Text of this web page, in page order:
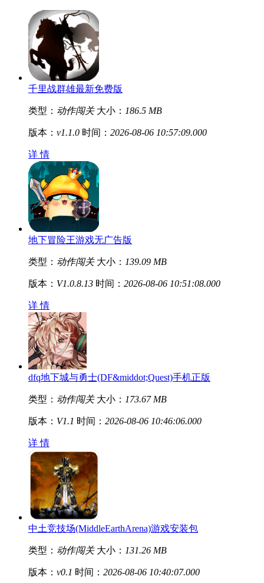
千里战群雄最新免费版
类型： 动作闯关 大小： 186.5 MB
版本： v1.1.0 时间： 2026-08-06 10:57:09.000
详 情
地下冒险王游戏无广告版
类型： 动作闯关 大小： 139.09 MB
版本： V1.0.8.13 时间： 2026-08-06 10:51:08.000
详 情
dfq地下城与勇士(DF&middot;Quest)手机正版
类型： 动作闯关 大小： 173.67 MB
版本： V1.1 时间： 2026-08-06 10:46:06.000
详 情
中土竞技场(MiddleEarthArena)游戏安装包
类型： 动作闯关 大小： 131.26 MB
版本： v0.1 时间： 2026-08-06 10:40:07.000